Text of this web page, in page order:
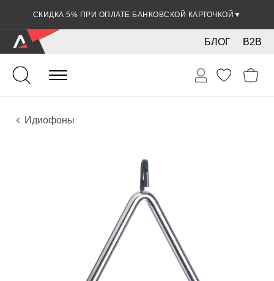
СКИДКА 5% ПРИ ОПЛАТЕ БАНКОВСКОЙ КАРТОЧКОЙ ▼
B2B
БЛОГ
Ударные
Ударные инструменты
Инструменты
Идиофоны